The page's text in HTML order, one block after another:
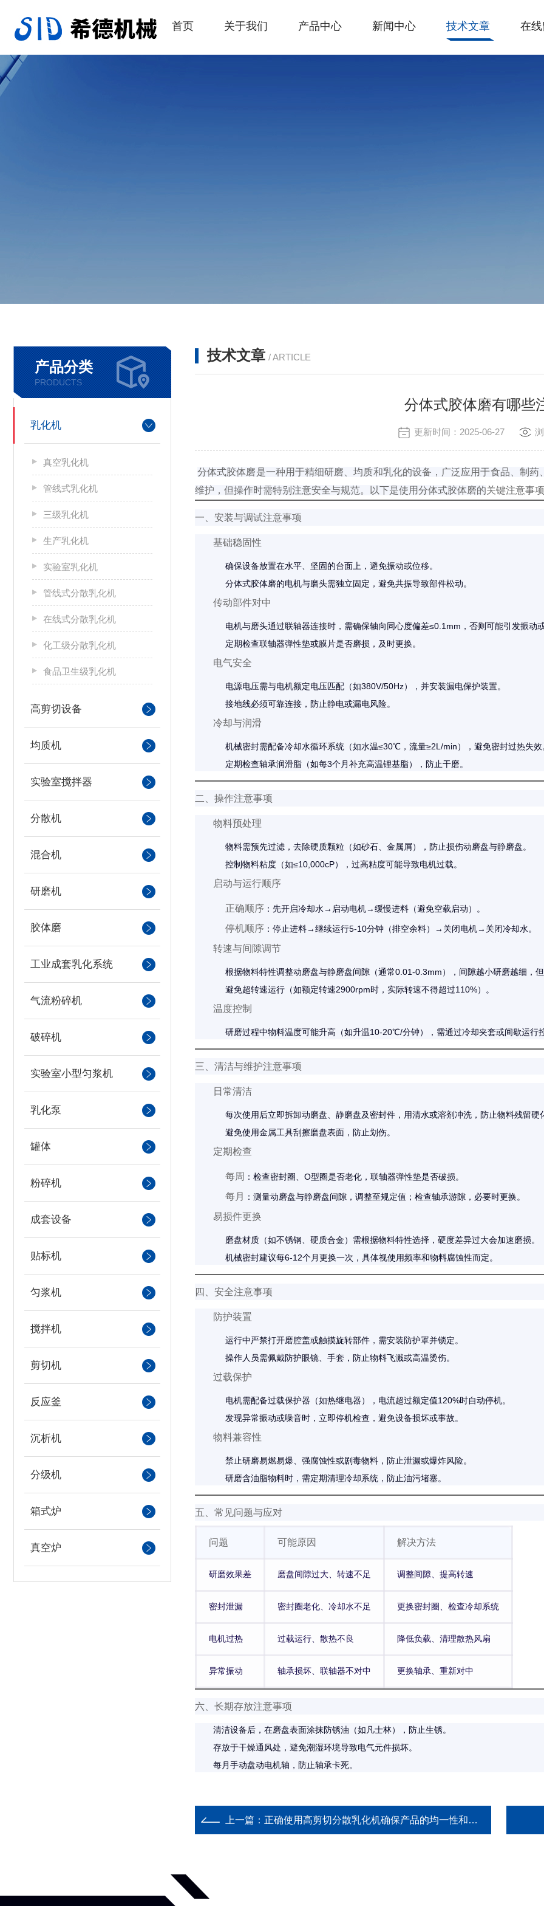
首页 关于我们 产品中心 新闻中心 技术文章 在
产品分类
PRODUCTS
乳化机
真空乳化机
管线式乳化机
三级乳化机
生产乳化机
实验室乳化机
管线式分散乳化机
在线式分散乳化机
化工级分散乳化机
食品卫生级乳化机
高剪切设备
均质机
实验室搅拌器
分散机
混合机
研磨机
胶体磨
工业成套乳化系统
气流粉碎机
破碎机
实验室小型匀浆机
乳化泵
罐体
粉碎机
成套设备
贴标机
匀浆机
搅拌机
剪切机
反应釜
沉析机
分级机
箱式炉
真空炉
技术文章 / ARTICLE
分体式胶体磨有哪些
更新时间：2025-06-27
分体式胶体磨是一种用于精细研磨、均质和乳化的设备，广泛应用于食品、制
维护，但操作时需特别注意安全与规范。以下是使用分体式胶体磨的关键注意事项
一、安装与调试注意事项
基础稳固性
确保设备放置在水平、坚固的台面上，避免振动或位移。
分体式胶体磨的电机与磨头需独立固定，避免共振导致部件松动。
传动部件对中
电机与磨头通过联轴器连接时，需确保轴向同心度偏差≤0.1mm，否则可能引发振动
定期检查联轴器弹性垫或膜片是否磨损，及时更换。
电气安全
电源电压需与电机额定电压匹配（如380V/50Hz），并安装漏电保护装置。
接地线必须可靠连接，防止静电或漏电风险。
冷却与润滑
机械密封需配备冷却水循环系统（如水温≤30℃，流量≥2L/min），避免密封过热失效
定期检查轴承润滑脂（如每3个月补充高温锂基脂），防止干磨。
二、操作注意事项
物料预处理
物料需预先过滤，去除硬质颗粒（如砂石、金属屑），防止损伤动磨盘与静磨盘。
控制物料粘度（如≤10,000cP），过高粘度可能导致电机过载。
启动与运行顺序
正确顺序 ：先开启冷却水→启动电机→缓慢进料（避免空载启动）。
停机顺序 ：停止进料→继续运行5-10分钟（排空余料）→关闭电机→关闭冷却水。
转速与间隙调节
根据物料特性调整动磨盘与静磨盘间隙（通常0.01-0.3mm），间隙越小研磨越细，
避免超转速运行（如额定转速2900rpm时，实际转速不得超过110%）。
温度控制
研磨过程中物料温度可能升高（如升温10-20℃/分钟），需通过冷却夹套或间歇运
三、清洁与维护注意事项
日常清洁
每次使用后立即拆卸动磨盘、静磨盘及密封件，用清水或溶剂冲洗，防止物料残留硬
避免使用金属工具刮擦磨盘表面，防止划伤。
定期检查
每周 ：检查密封圈、O型圈是否老化，联轴器弹性垫是否破损。
每月 ：测量动磨盘与静磨盘间隙，调整至规定值；检查轴承游隙，必要时更换。
易损件更换
磨盘材质（如不锈钢、硬质合金）需根据物料特性选择，硬度差异过大会加速磨损。
机械密封建议每6-12个月更换一次，具体视使用频率和物料腐蚀性而定。
四、安全注意事项
防护装置
运行中严禁打开磨腔盖或触摸旋转部件，需安装防护罩并锁定。
操作人员需佩戴防护眼镜、手套，防止物料飞溅或高温烫伤。
过载保护
电机需配备过载保护器（如热继电器），电流超过额定值120%时自动停机。
发现异常振动或噪音时，立即停机检查，避免设备损坏或事故。
物料兼容性
禁止研磨易燃易爆、强腐蚀性或剧毒物料，防止泄漏或爆炸风险。
研磨含油脂物料时，需定期清理冷却系统，防止油污堵塞。
五、常见问题与应对
问题 可能原因 解决方法
研磨效果差 磨盘间隙过大、转速不足 调整间隙、提高转速
密封泄漏 密封圈老化、冷却水不足 更换密封圈、检查冷却系统
电机过热 过载运行、散热不良 降低负载、清理散热风扇
异常振动 轴承损坏、联轴器不对中 更换轴承、重新对中
六、长期存放注意事项
清洁设备后，在磨盘表面涂抹防锈油（如凡士林），防止生锈。
存放于干燥通风处，避免潮湿环境导致电气元件损坏。
每月手动盘动电机轴，防止轴承卡死。
上一篇： 正确使用高剪切分散乳化机确保产品的均一性和细腻度